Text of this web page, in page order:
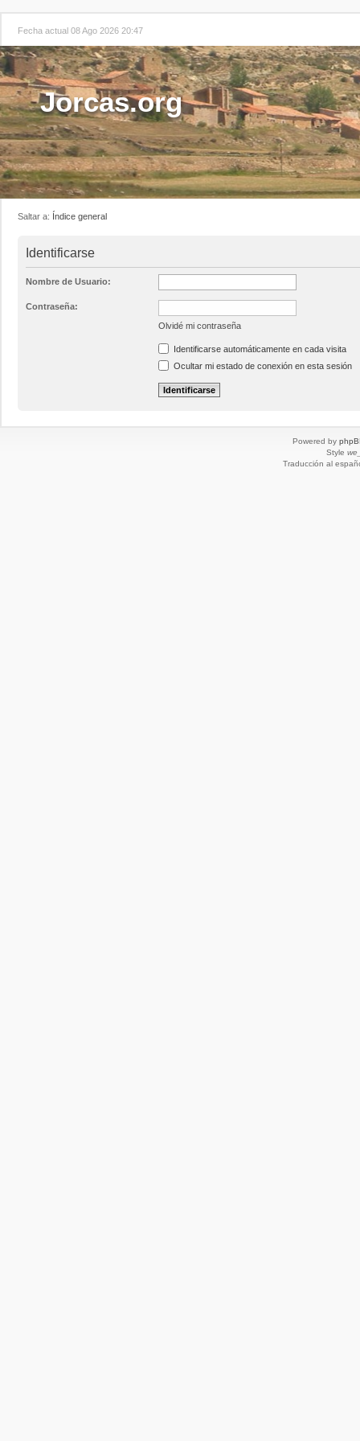
Fecha actual 08 Ago 2026 20:47
Jorcas.org
Saltar a: Índice general
Identificarse
Nombre de Usuario:
Contraseña:
Olvidé mi contraseña
Identificarse automáticamente en cada visita
Ocultar mi estado de conexión en esta sesión
Powered by
Style
Traducción al